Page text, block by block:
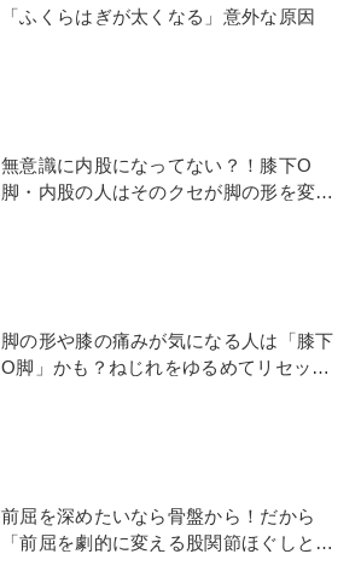
「ふくらはぎが太くなる」意外な原因
無意識に内股になってない？！膝下O
脚・内股の人はそのクセが脚の形を変え
脚の形や膝の痛みが気になる人は「膝下
O脚」かも？ねじれをゆるめてリセット
前屈を深めたいなら骨盤から！だから
「前屈を劇的に変える股関節ほぐしと前